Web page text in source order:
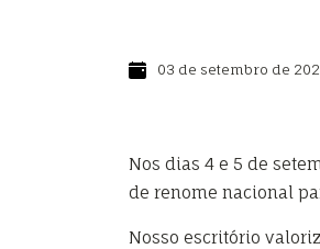
03 de setembro de
Nos dias 4 e 5 de
de renome nacional
Nosso escritório